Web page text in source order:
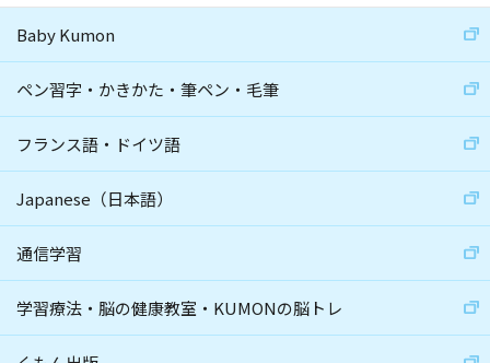
Baby Kumon
ペン習字・かきかた・筆ペン・毛筆
フランス語・ドイツ語
Japanese（日本語）
通信学習
学習療法・脳の健康教室・KUMONの脳トレ